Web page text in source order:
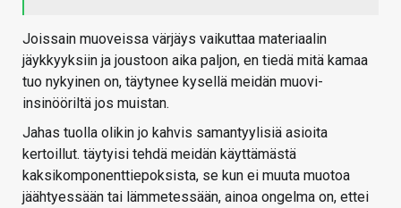
Joissain muoveissa värjäys vaikuttaa materiaalin
jäykkyyksiin ja joustoon aika paljon, en tiedä mitä kamaa
tuo nykyinen on, täytynee kysellä meidän muovi-
insinööriltä jos muistan.
Jahas tuolla olikin jo kahvis samantyylisiä asioita
kertoillut. täytyisi tehdä meidän käyttämästä
kaksikomponenttiepoksista, se kun ei muuta muotoa
jäähtyessään tai lämmetessään, ainoa ongelma on, ettei